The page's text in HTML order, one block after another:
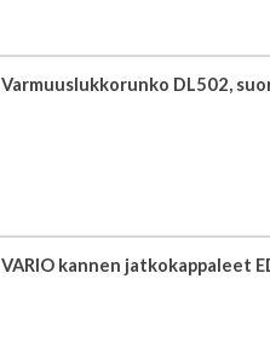
Varmuuslukkorunko DL502,
VARIO kannen jatkokappaleet